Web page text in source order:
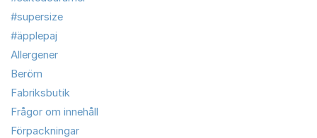
#supersize
#äpplepaj
Allergener
Beröm
Fabriksbutik
Frågor om innehåll
Förpackningar